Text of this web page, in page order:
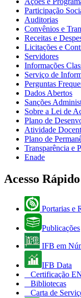
Participação
Auditorias
Convênios e
Receitas e
Licitações e
Servidores
Informações
Serviço de
Perguntas
Dados Abertos
Sanções
Sobre a Lei de
Plano de
Atividade
Plano de
Transparência e
Enade
Acesso Rápido
Portarias e
Publicações
IFB em
IFB Data
Certificação
Bibliotecas
Carta de